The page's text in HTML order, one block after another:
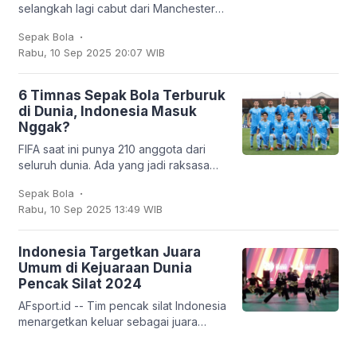
selangkah lagi cabut dari Manchester
dipinjamkan ke klub Turki,
Trabzonspor. Dan
Sepak Bola .
Rabu, 10 Sep 2025 20:07 WIB
6 Timnas Sepak Bola Terburuk
di Dunia, Indonesia Masuk
Nggak?
FIFA saat ini punya 210 anggota dari
seluruh dunia. Ada yang jadi raksasa
Argentina, hingga Prancis, tapi ada juga
tim
Sepak Bola .
Rabu, 10 Sep 2025 13:49 WIB
Indonesia Targetkan Juara
Umum di Kejuaraan Dunia
Pencak Silat 2024
AFsport.id -- Tim pencak silat Indonesia
menargetkan keluar sebagai juara